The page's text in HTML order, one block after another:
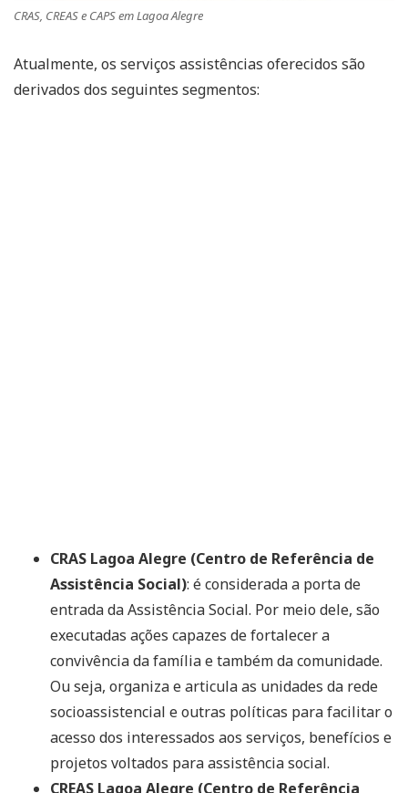
CRAS, CREAS e CAPS em Lagoa Alegre
Atualmente, os serviços assistências oferecidos são
derivados dos seguintes segmentos:
CRAS Lagoa Alegre (Centro de Referência de
Assistência Social): é considerada a porta de
entrada da Assistência Social. Por meio dele, são
executadas ações capazes de fortalecer a
convivência da família e também da comunidade.
Ou seja, organiza e articula as unidades da rede
socioassistencial e outras políticas para facilitar o
acesso dos interessados aos serviços, benefícios e
projetos voltados para assistência social.
CREAS Lagoa Alegre (Centro de Referência